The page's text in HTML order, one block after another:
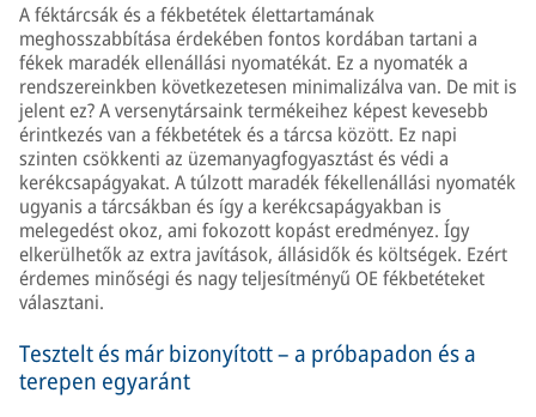
A féktárcsák és a fékbetétek élettartamának
meghosszabbítása érdekében fontos kordában tartani a
fékek maradék ellenállási nyomatékát. Ez a nyomaték a
rendszereinkben következetesen minimalizálva van. De mit is
jelent ez? A versenytársaink termékeihez képest kevesebb
érintkezés van a fékbetétek és a tárcsa között. Ez napi
szinten csökkenti az üzemanyagfogyasztást és védi a
kerékcsapágyakat. A túlzott maradék fékellenállási nyomaték
ugyanis a tárcsákban és így a kerékcsapágyakban is
melegedést okoz, ami fokozott kopást eredményez. Így
elkerülhetők az extra javítások, állásidők és költségek. Ezért
érdemes minőségi és nagy teljesítményű OE fékbetéteket
választani.
Tesztelt és már bizonyított – a próbapadon és a
terepen egyaránt